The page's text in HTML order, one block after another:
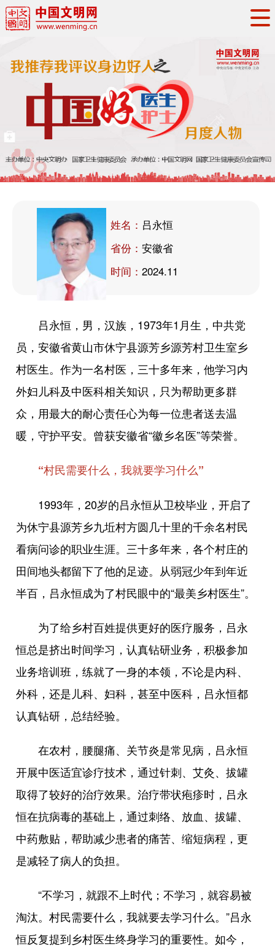
工作动态
权威发布
资讯联播
文明培育
文明实践
文明创建
文明之光
文明影音 文明矩阵
姓名： 吕永恒
省份： 安徽省
时间： 2024.11
吕永恒，男，汉族，1973年1月生，中共党
员，安徽省黄山市休宁县源芳乡源芳村卫生室乡
村医生。作为一名村医，三十多年来，他学习内
外妇儿科及中医科相关知识，只为帮助更多群
众，用最大的耐心责任心为每一位患者送去温
暖，守护平安。曾获安徽省“徽乡名医”等荣誉。
“村民需要什么，我就要学习什么”
1993年，20岁的吕永恒从卫校毕业，开启了
为休宁县源芳乡九坵村方圆几十里的千余名村民
看病问诊的职业生涯。三十多年来，各个村庄的
田间地头都留下了他的足迹。从弱冠少年到年近
半百，吕永恒成为了村民眼中的“最美乡村医生”。
为了给乡村百姓提供更好的医疗服务，吕永
恒总是挤出时间学习，认真钻研业务，积极参加
业务培训班，练就了一身的本领，不论是内科、
外科，还是儿科、妇科，甚至中医科，吕永恒都
认真钻研，总结经验。
在农村，腰腿痛、关节炎是常见病，吕永恒
开展中医适宜诊疗技术，通过针刺、艾灸、拔罐
取得了较好的治疗效果。治疗带状疱疹时，吕永
恒在抗病毒的基础上，通过刺络、放血、拔罐、
中药敷贴，帮助减少患者的痛苦、缩短病程，更
是减轻了病人的负担。
“不学习，就跟不上时代；不学习，就容易被
淘汰。村民需要什么，我就要去学习什么。”吕永
恒反复提到乡村医生终身学习的重要性。如今，